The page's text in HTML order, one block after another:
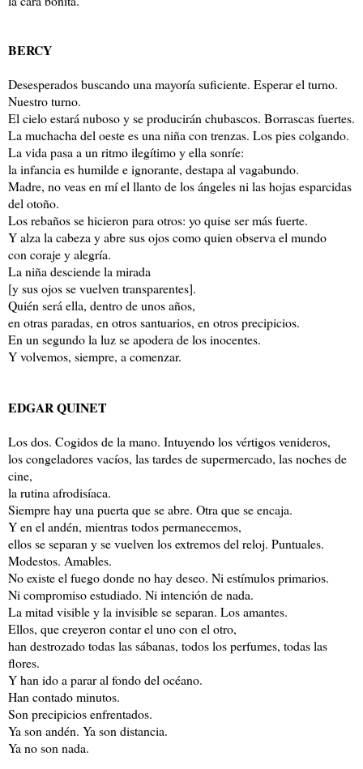
BERCY
Desesperados buscando una mayoría suficiente. Esperar el turno.
Nuestro turno.
El cielo estará nuboso y se producirán chubascos. Borrascas fuertes.
La muchacha del oeste es una niña con trenzas. Los pies colgando.
La vida pasa a un ritmo ilegítimo y ella sonríe:
la infancia es humilde e ignorante, destapa al vagabundo.
Madre, no veas en mí el llanto de los ángeles ni las hojas esparcidas
del otoño.
Los rebaños se hicieron para otros: yo quise ser más fuerte.
Y alza la cabeza y abre sus ojos como quien observa el mundo
con coraje y alegría.
La niña desciende la mirada
[y sus ojos se vuelven transparentes].
Quién será ella, dentro de unos años,
en otras paradas, en otros santuarios, en otros precipicios.
En un segundo la luz se apodera de los inocentes.
Y volvemos, siempre, a comenzar.
EDGAR QUINET
Los dos. Cogidos de la mano. Intuyendo los vértigos venideros,
los congeladores vacíos, las tardes de supermercado, las noches de
cine,
la rutina afrodisíaca.
Siempre hay una puerta que se abre. Otra que se encaja.
Y en el andén, mientras todos permanecemos,
ellos se separan y se vuelven los extremos del reloj. Puntuales.
Modestos. Amables.
No existe el fuego donde no hay deseo. Ni estímulos primarios.
Ni compromiso estudiado. Ni intención de nada.
La mitad visible y la invisible se separan. Los amantes.
Ellos, que creyeron contar el uno con el otro,
han destrozado todas las sábanas, todos los perfumes, todas las
flores.
Y han ido a parar al fondo del océano.
Han contado minutos.
Son precipicios enfrentados.
Ya son andén. Ya son distancia.
Ya no son nada.